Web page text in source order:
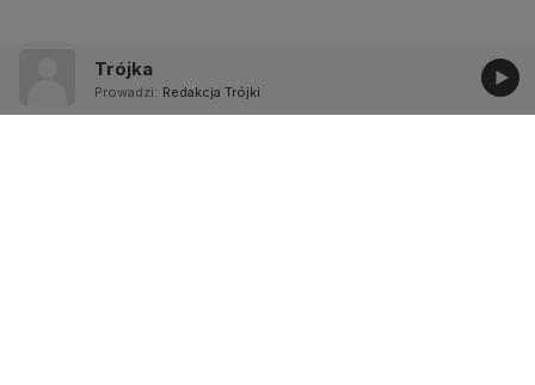
Trójka
Prowadzi: Redakcja Trójki